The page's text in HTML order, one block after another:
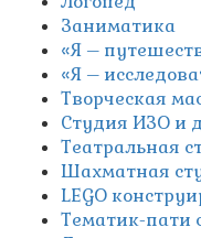
Заниматика
«Я –
«Я –
Творческая
Студия ИЗО и
Театральная
Шахматная
LEGO
Тематик-пати